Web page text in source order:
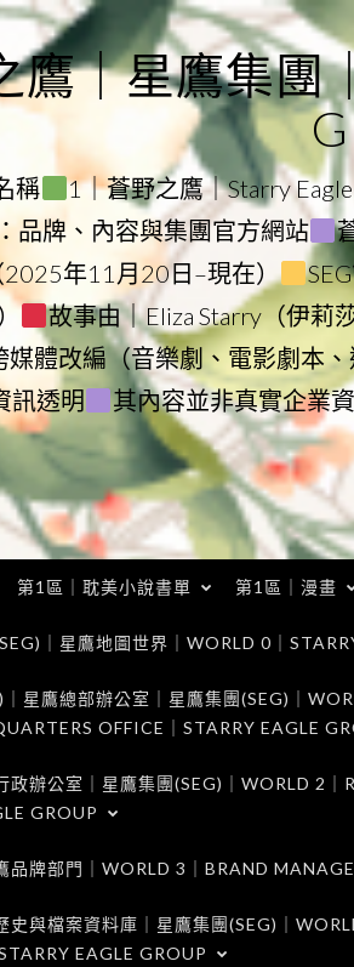
鷹｜星鷹集團
稱 1｜蒼野之鷹｜Starry Eagle
品牌、內容與集團官方網站
2025年11月20日–現在）
故事由｜Eliza Starry（伊莉
媒體改編（音樂劇、電影劇本
訊透明
其內容並非真實企業
第1區｜耽美小說書單 第1區｜漫畫
｜星鷹地圖世界｜WORLD 0｜
星鷹總部辦公室｜星鷹集團(SEG)｜
OFFICE｜STARRY EAGLE
政辦公室｜星鷹集團(SEG)｜WORLD 2
GROUP
品牌部門｜WORLD 3｜BRAND
史與檔案資料庫｜星鷹集團(SEG)｜
EAGLE GROUP